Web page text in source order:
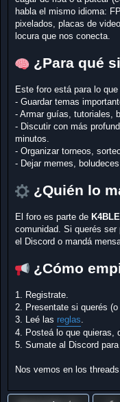
habla el mismo idioma:
pixelados, placas de
locura que nos conecta.
¿Para qué
Este foro está para lo
- Guardar temas
- Armar guías, tutoriales,
- Discutir con más
minutos.
- Organizar torneos,
- Dejar memes,
¿Quién lo
El foro es parte de
comunidad. Si querés ser
el Discord o mandá
¿Cómo
1. Registrate.
2. Presentate si querés (o
3. Leé las reglas.
4. Posteá lo que quieras,
5. Sumate al Discord
Nos vemos en los